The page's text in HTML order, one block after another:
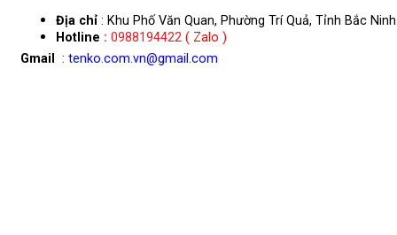
Địa chỉ : Khu Phố Văn Quan, Phường Trí Quả, Tỉnh Bắc Ninh
Hotline : 0988194422 ( Zalo )
Gmail
: tenko.com.vn@gmail.com